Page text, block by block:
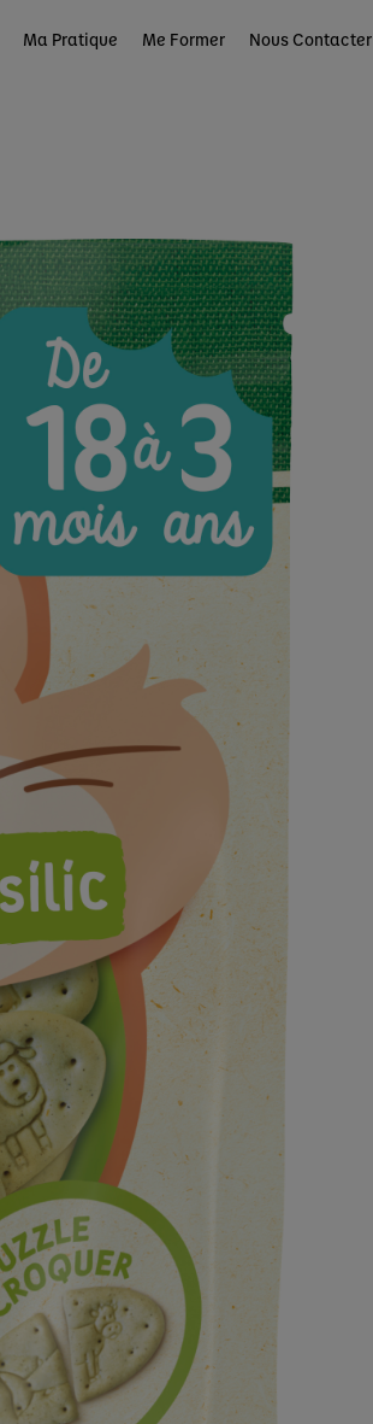
Ma Pratique Me Former Nous Contacter